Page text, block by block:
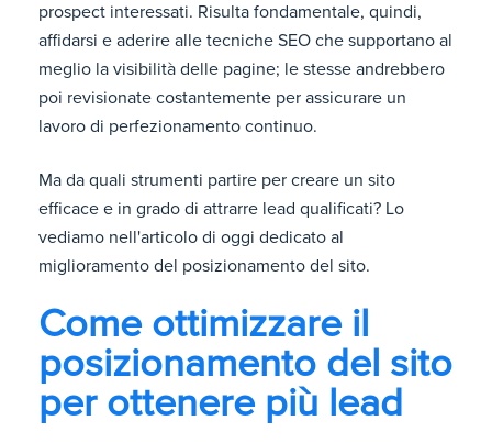
prospect interessati. Risulta fondamentale, quindi,
affidarsi e aderire alle tecniche SEO che supportano al
meglio la visibilità delle pagine; le stesse andrebbero
poi revisionate costantemente per assicurare un
lavoro di perfezionamento continuo.
Ma da quali strumenti partire per creare un sito
efficace e in grado di attrarre lead qualificati? Lo
vediamo nell'articolo di oggi dedicato al
miglioramento del posizionamento del sito.
Come ottimizzare il
posizionamento del sito
per ottenere più lead